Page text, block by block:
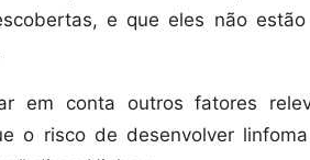
e que eles não
em conta outros fatores
o risco de desenvolver